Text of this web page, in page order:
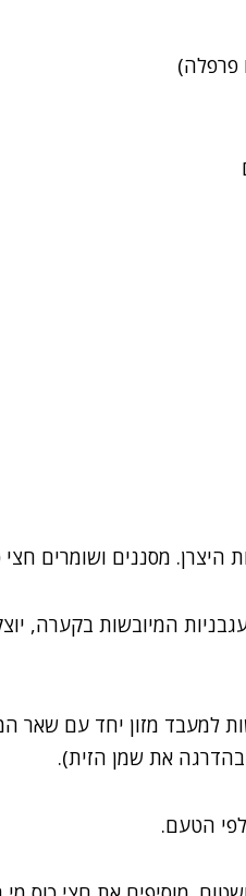
פרפלה)
היצרן. מסננים ושומרים
המיובשות בקערה,
למעבד מזון יחד עם שאר
את שמן הזית).
הטעם.